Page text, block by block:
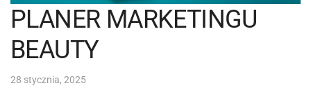
PLANER MARKETINGU
BEAUTY
28 stycznia, 2025